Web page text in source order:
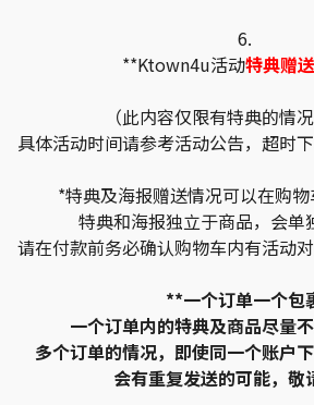
6.
**Ktown4u活动特典赠
（此内容仅限有特典的情况
具体活动时间请参考活动公告，超时
*特典及海报赠送情况可以在购物
特典和海报独立于商品，会单
请在付款前务必确认购物车内有活动
**一个订单一个包
一个订单内的特典及商品尽量
多个订单的情况，即使同一个账户下
会有重复发送的可能，敬